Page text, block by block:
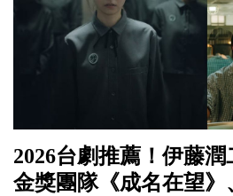
2026台劇推薦！伊藤潤
金獎團隊《成名在望》